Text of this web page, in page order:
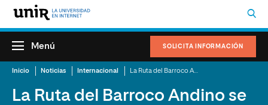
SOLICITA INFORMACIÓN
Menú
Inicio Noticias Internacional
La Ruta del Barroco Andino se